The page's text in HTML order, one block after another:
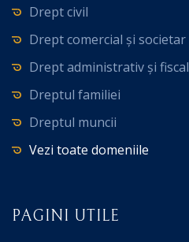
Drept civil
Drept comercial și societar
Drept administrativ și fiscal
Dreptul familiei
Dreptul muncii
Vezi toate domeniile
PAGINI UTILE